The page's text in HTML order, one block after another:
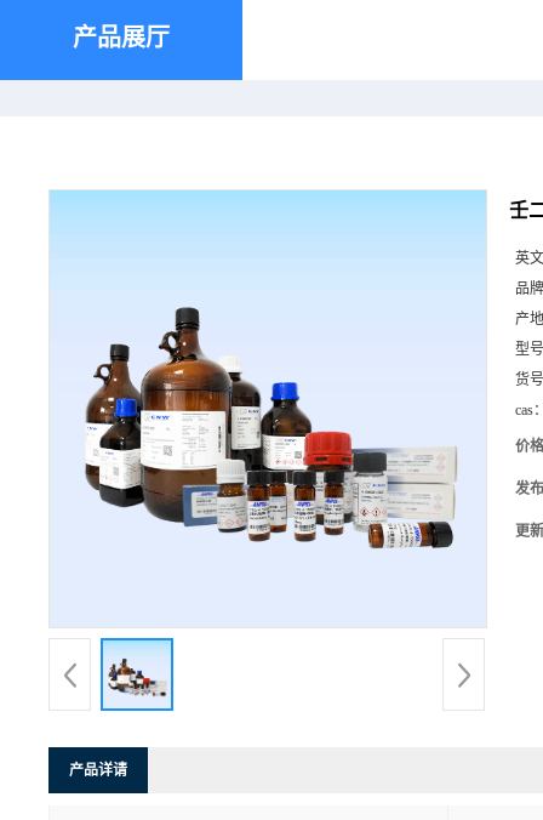
产品展厅
壬
英
品
产
型
货
cas
价
发
更
产品详请